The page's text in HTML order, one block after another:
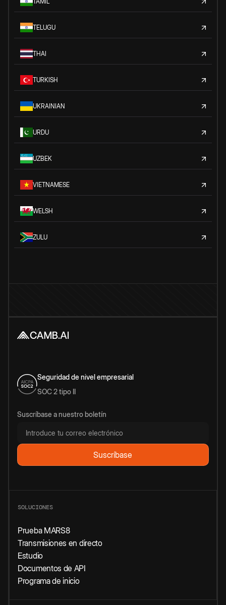
TELUGU
THAI
TURKISH
UKRAINIAN
URDU
UZBEK
VIETNAMESE
WELSH
ZULU
Seguridad de nivel empresarial
SOC 2 tipo II
Suscríbase a nuestro boletín
SOLUCIONES
Prueba MARS8
Transmisiones en directo
Estudio
Documentos de API
Programa de inicio